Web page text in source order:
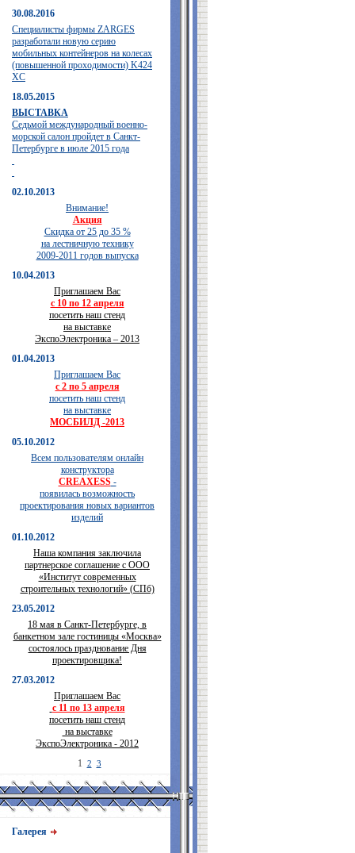
30.08.2016
Специалисты фирмы ZARGES
разработали новую серию
мобильных контейнеров на колесах
(повышенной проходимости) K424
XC
18.05.2015
ВЫСТАВКА
Седьмой международный военно-
морской салон пройдет в Санкт-
Петербурге в июле 2015 года
02.10.2013
Внимание!
Акция
Скидка от 25 до 35 %
на лестничную технику
2009-2011 годов выпуска
10.04.2013
Приглашаем Вас
с 10 по 12 апреля
посетить наш стенд
на выставке
ЭкспоЭлектроника – 2013
01.04.2013
Приглашаем Вас
с 2 по 5 апреля
посетить наш стенд
на выставке
МОСБИЛД -2013
05.10.2012
Всем пользователям онлайн
конструктора
CREAXESS-
появилась возможность
проектирования новых вариантов
изделий
01.10.2012
Наша компания заключила
партнерское соглашение с ООО
«Институт современных
строительных технологий» (СПб)
23.05.2012
18 мая в Санкт-Петербурге, в
банкетном зале гостиницы «Москва»
состоялось празднование Дня
проектировщика!
27.03.2012
Приглашаем Вас
с 11 по 13 апреля
посетить наш стенд
на выставке
ЭкспоЭлектроника - 2012
1 2 3
Галерея